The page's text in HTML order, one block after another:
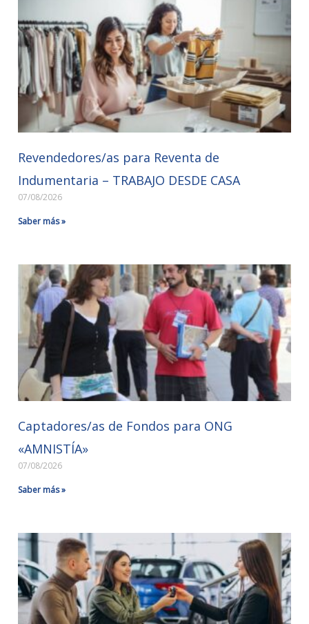
Revendedores/as para Reventa de
Indumentaria – TRABAJO DESDE CASA
07/08/2026
Saber más »
Captadores/as de Fondos para ONG
«AMNISTÍA»
07/08/2026
Saber más »